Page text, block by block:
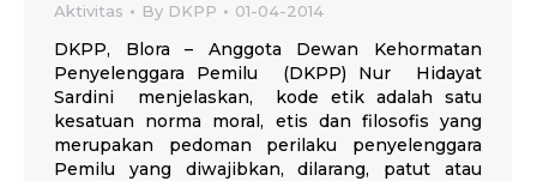
Aktivitas By DKPP 01-04-2014
DKPP, Blora – Anggota Dewan Kehormatan
Penyelenggara Pemilu (DKPP) Nur Hidayat
Sardini menjelaskan, kode etik adalah satu
kesatuan norma moral, etis dan filosofis yang
merupakan pedoman perilaku penyelenggara
Pemilu yang diwajibkan, dilarang, patut atau